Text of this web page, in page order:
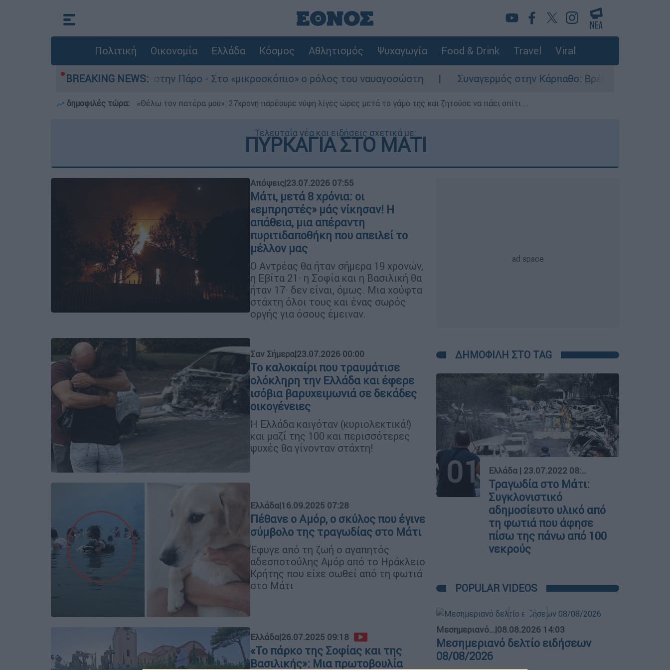
Πολιτική Οικονομία Ελλάδα Κόσμος Αθλητισμός Ψυχαγωγία Food & Drink Travel Viral
BREAKING NEWS:
του 4χρονου στην Πάρο - Στο «μικροσκόπιο» ο ρόλος του ναυαγοσώστη Συναγερμός στην Κάρπαθο: Βρέθηκαν παλιά πυρομαχικά στο
δημοφιλές τώρα: «Θέλω τον πατέρα μου»: 27χρονη παρέσυρε νύφη λίγες ώρες μετά το γάμο της και ζητούσε να πάει σπίτι...
Τελευταία νέα και ειδήσεις σχετικά με:
ΠΥΡΚΑΓΙΑ ΣΤΟ ΜΑΤΙ
Απόψεις|23.07.2026 07:55
Μάτι, μετά 8 χρόνια: οι
«εμπρηστές» μάς νίκησαν! Η
απάθεια, μια απέραντη
πυριτιδαποθήκη που απειλεί το
μέλλον μας
Ο Αντρέας θα ήταν σήμερα 19 χρονών,
η Εβίτα 21· η Σοφία και η Βασιλική θα
ήταν 17· δεν είναι, όμως. Μια χούφτα
στάχτη όλοι τους και ένας σωρός
οργής για όσους έμειναν.
Σαν Σήμερα|23.07.2026 00:00
Το καλοκαίρι που τραυμάτισε
ολόκληρη την Ελλάδα και έφερε
ισόβια βαρυχειμωνιά σε δεκάδες
οικογένειες
Η Ελλάδα καιγόταν (κυριολεκτικά!)
και μαζί της 100 και περισσότερες
ψυχές θα γίνονταν στάχτη!
Ελλάδα|16.09.2025 07:28
Πέθανε ο Αμόρ, ο σκύλος που έγινε
σύμβολο της τραγωδίας στο Μάτι
Έφυγε από τη ζωή ο αγαπητός
αδεσποτούλης Αμόρ από το Ηράκλειο
Κρήτης που είχε σωθεί από τη φωτιά
στο Μάτι
Ελλάδα|26.07.2025 09:18
«Το πάρκο της Σοφίας και της
Βασιλικής»: Μια πρωτοβουλία
ΔΗΜΟΦΙΛΗ ΣΤΟ TAG
01 Ελλάδα | 23.07.2022 08:00
Τραγωδία στο Μάτι:
Συγκλονιστικό
αδημοσίευτο υλικό από
τη φωτιά που άφησε
πίσω της πάνω από 100
νεκρούς
POPULAR VIDEOS
Μεσημεριανό...|08.08.2026 14:03
Μεσημεριανό δελτίο ειδήσεων
08/08/2026